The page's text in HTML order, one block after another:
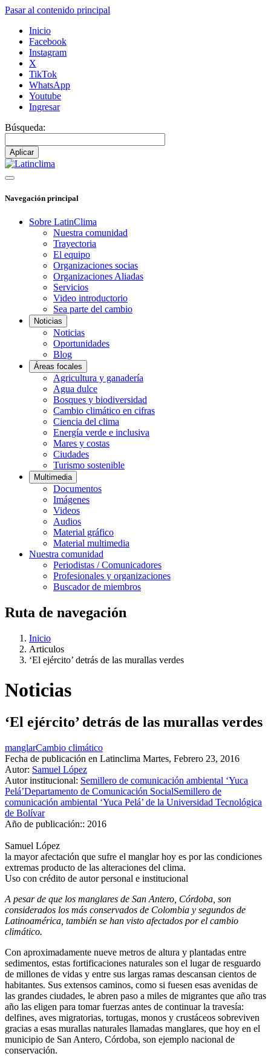
Pasar al contenido principal
Inicio
Facebook
Instagram
X
TikTok
WhatsApp
Youtube
Ingresar
Búsqueda:
Navegación principal
Sobre LatinClima
Nuestra comunidad
Trayectoria
El equipo
Organizaciones socias
Organizaciones Aliadas
Servicios
Video introductorio
Sea parte del cambio
Noticias
Noticias
Oportunidades
Blog
Áreas focales
Agricultura y ganadería
Agua dulce
Bosques y biodiversidad
Cambio climático en cifras
Ciencia del clima
Energía verde e inclusiva
Mares y costas
Ciudades
Turismo sostenible
Multimedia
Documentos
Imágenes
Videos
Audios
Material gráfico
Material multimedia
Nuestra comunidad
Periodistas / Comunicadores
Profesionales y organizaciones
Buscador de miembros
Ruta de navegación
Inicio
Articulos
‘El ejército’ detrás de las murallas verdes
Noticias
‘El ejército’ detrás de las murallas verdes
manglarCambio climático
Fecha de publicación en Latinclima Martes, Febrero 23, 2016
Autor: Samuel López
Autor institucional: Semillero de comunicación ambiental ‘Yuca
Pelá’Departamento de Comunicación SocialSemillero de
comunicación ambiental ‘Yuca Pelá’ de la Universidad Tecnológica
de Bolívar
Año de publicación:: 2016
Samuel López
la mayor afectación que sufre el manglar hoy es por las condiciones
extremas producto de las alteraciones del clima.
Uso con crédito de autor personal e institucional
A pesar de que los manglares de San Antero, Córdoba, son
considerados los más conservados de Colombia y segundos de
Latinoamérica, también se han visto afectados por el cambio
climático.
Con aproximadamente nueve metros de altura y plantadas entre
sedimentos, estas fortificaciones naturales son el lugar de resguardo
de millones de vidas y entre sus largas ramas descansan cientos de
habitantes. Sus extensos caminos, como si fuesen esas avenidas de
las grandes ciudades, le abren paso a miles de migrantes que año tras
año las eligen para tomar fuerzas antes de continuar la travesía:
delfines, aves migratorias, tortugas, monos y crustáceos sobreviven
gracias a esas murallas naturales llamadas manglares, que hoy en el
municipio de San Antero, Córdoba, son ejemplo nacional de
conservación.